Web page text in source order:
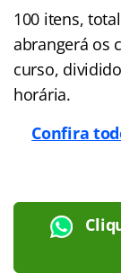
100 itens,
abrangerá os
curso,
horária.
Confira